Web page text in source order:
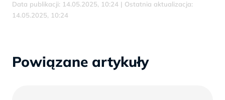
Data publikacji: 14.05.2025, 10:24 | Ostatnia aktualizacja:
14.05.2025, 10:24
Powiązane artykuły